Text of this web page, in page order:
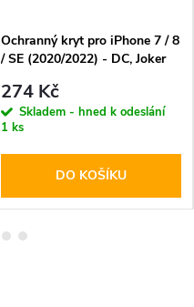
Ochranný kryt pro iPhone 7 / 8
/ SE (2020/2022) - DC, Joker
274 Kč
Skladem - hned k odeslání
1 ks
DO KOŠÍKU